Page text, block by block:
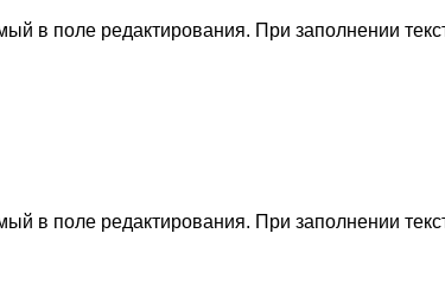
в поле редактирования. При заполнении
в поле редактирования. При заполнении